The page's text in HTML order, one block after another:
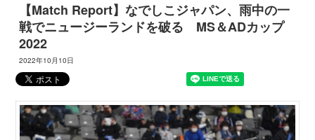
【Match Report】なでしこジャパン、雨中の一
戦でニュージーランドを破る MS＆ADカップ
2022
2022年10月10日